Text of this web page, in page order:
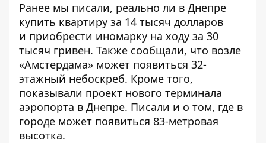
Ранее мы писали, реально ли в Днепре
купить квартиру за 14 тысяч долларов
и приобрести иномарку на ходу за 30
тысяч гривен. Также сообщали, что возле
«Амстердама» может появиться 32-
этажный небоскреб. Кроме того,
показывали проект нового терминала
аэропорта в Днепре. Писали и о том, где в
городе может появиться 83-метровая
высотка.